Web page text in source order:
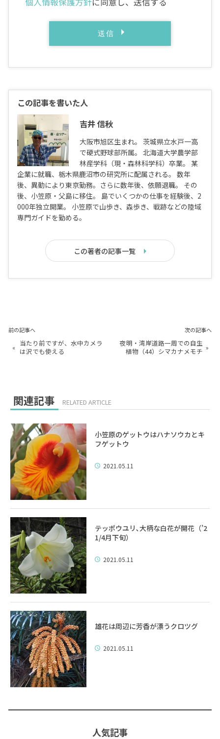
この記事を書いた人
吉井 信秋
大阪市旭区生まれ。 茨城県立水戸一高
で硬式野球部所属。 北海道大学農学部
林産学科（現・森林科学科）卒業。 某
企業に就職、栃木県鹿沼市の研究所に配属される。 数年
後、異動により東京勤務。さらに数年後、依願退職。 その
後、小笠原・父島に移住。 島でいくつかの仕事を経験後、2
000年独立開業。 小笠原で山歩き、森歩き、戦跡などの陸域
専門ガイドを勤める。
この著者の記事一覧
前の記事へ
« 当たり前ですが、水中カメラ
は沢でも使える
次の記事へ
夜明・湾岸道路一周での自生
植物（44）シマカナメモチ »
関連記事 RELATED ARTICLE
小笠原のゲットウはハナソウカとキ
フゲットウ
2021.05.11
テッポウユリ､大柄な白花が開花（’2
1/4月下旬）
2021.05.11
雄花は周辺に芳香が漂うクロツグ
2021.05.11
人気記事